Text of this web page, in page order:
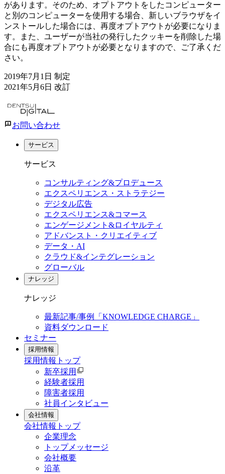
があります。そのため、オプトアウトをしたコンピューター
と別のコンピューターを使用する場合、新しいブラウザをイ
ンストールした場合には、再度オプトアウトが必要になりま
す。また、ユーザーが当社の発行したクッキーを削除した場
合にも再度オプトアウトが必要となりますので、ご了承くだ
さい。
2019年7月1日 制定
2021年5月6日 改訂
お問い合わせ
サービス
サービス
コンサルティング&プロデュース
エクスペリエンス・ストラテジー
デジタル広告
エクスペリエンス&コマース
エンゲージメント&ロイヤルティ
アドバンスト・クリエイティブ
データ・AI
クラウド&インテグレーション
グローバル
ナレッジ
ナレッジ
最新記事/事例「KNOWLEDGE CHARGE」
資料ダウンロード
セミナー
採用情報
採用情報 トップ
新卒採用
経験者採用
障害者採用
社員インタビュー
会社情報
会社情報 トップ
企業理念
トップメッセージ
会社概要
沿革